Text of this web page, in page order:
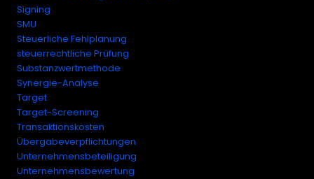
Signing
SMU
Steuerliche Fehlplanung
steuerrechtliche Prüfung
Substanzwertmethode
Synergie-Analyse
Target
Target-Screening
Transaktionskosten
Übergabeverpflichtungen
Unternehmensbeteiligung
Unternehmensbewertung